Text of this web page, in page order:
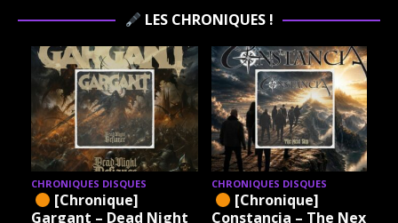
LES CHRONIQUES !
CHRONIQUES DISQUES
[Chronique]
Gargant – Dead Night
CHRONIQUES DISQUES
[Chronique]
Constancia – The Next